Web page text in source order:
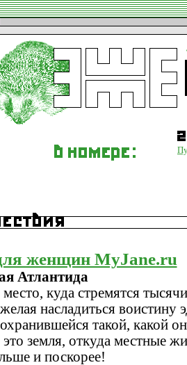
женщин MyJane.ru
Атлантида
куда стремятся
насладиться воистину
такой, какой
это земля, откуда местные
и поскорее!